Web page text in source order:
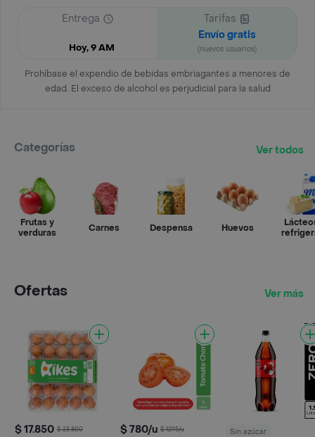
Entrega
Hoy, 9 AM
Tarifas
Envío gratis
(nuevos usuarios)
Prohíbase el expendio de bebidas embriagantes a menores de
edad. El exceso de alcohol es perjudicial para la salud
Categorías Ver todos
Frutas y
verduras
Carnes Despensa Huevos
Ofertas Ver más
$ 17.850 $ 23.800 $ 780/u $ 1295/u Sin azúcar